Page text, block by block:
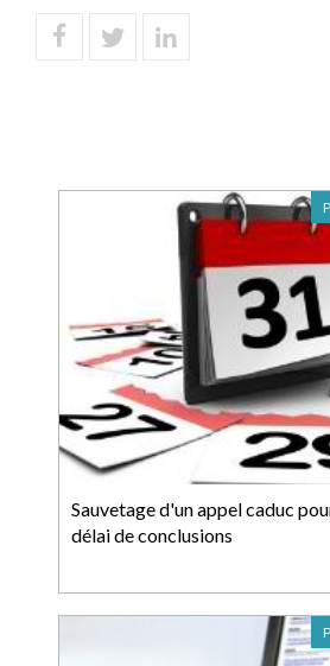
Sauvetage d'un appel caduc
délai de conclusions